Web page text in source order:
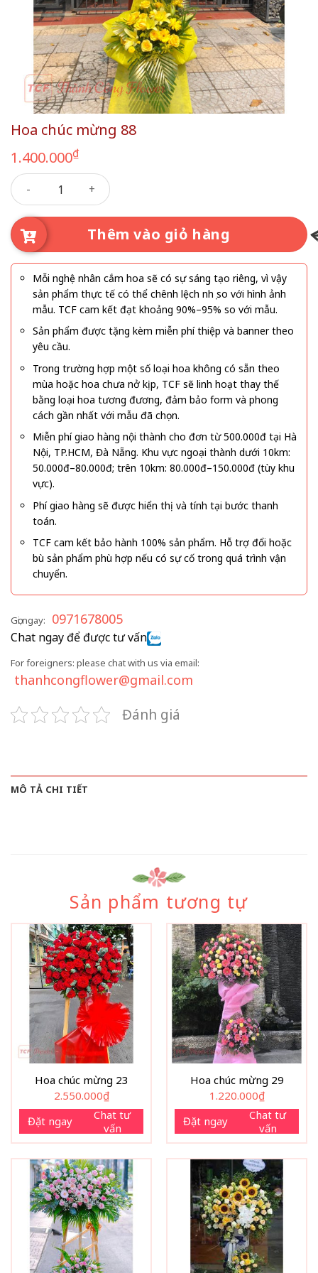
Hoa chúc mừng 88
1.400.000₫
Hoa chúc mừng 88 số lượng
Thêm vào giỏ hàng
Mỗi nghệ nhân cắm hoa sẽ có sự sáng tạo riêng, vì vậy
sản phẩm thực tế có thể chênh lệch nhẹ so với hình ảnh
mẫu. TCF cam kết đạt khoảng 90%–95% so với mẫu.
Sản phẩm được tặng kèm miễn phí thiệp và banner theo
yêu cầu.
Trong trường hợp một số loại hoa không có sẵn theo
mùa hoặc hoa chưa nở kịp, TCF sẽ linh hoạt thay thế
bằng loại hoa tương đương, đảm bảo form và phong
cách gần nhất với mẫu đã chọn.
Miễn phí giao hàng nội thành cho đơn từ 500.000đ tại Hà
Nội, TP.HCM, Đà Nẵng. Khu vực ngoại thành dưới 10km:
50.000đ–80.000đ; trên 10km: 80.000đ–150.000đ (tùy khu
vực).
Phí giao hàng sẽ được hiển thị và tính tại bước thanh
toán.
TCF cam kết bảo hành 100% sản phẩm. Hỗ trợ đổi hoặc
bù sản phẩm phù hợp nếu có sự cố trong quá trình vận
chuyển.
Gọi ngay: 0971678005
Chat ngay để được tư vấn
For foreigners: please chat with us via email:
thanhcongflower@gmail.com
Đánh giá
MÔ TẢ CHI TIẾT
Sản phẩm tương tự
Hoa chúc mừng 23
2.550.000₫
Đặt ngay
Chat tư
vấn
Hoa chúc mừng 29
1.220.000₫
Đặt ngay
Chat tư
vấn